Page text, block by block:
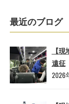
最近のブログ
【
遠征
2026